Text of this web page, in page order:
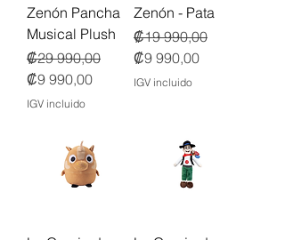
Zenón Pancha
Musical Plush
Precio
₡29 990,00
Precio de oferta
₡9 990,00
IGV incluido
Zenón - Pata
Precio
₡19 990,00
Precio de oferta
₡9 990,00
IGV incluido